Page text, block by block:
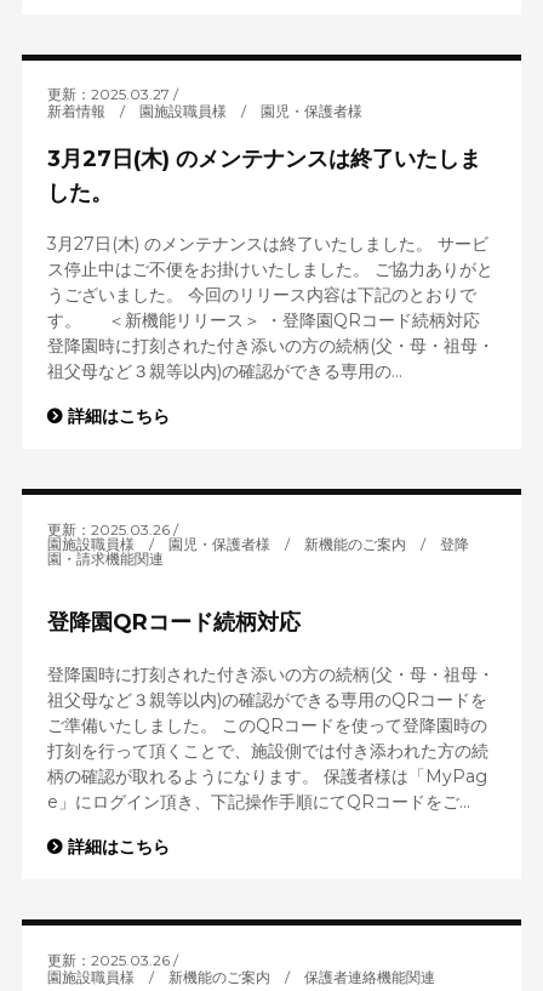
更新：2025.03.27
新着情報 / 園施設職員様 / 園児・保護者様
3月27日(木) のメンテナンスは終了いたしま
した。
3月27日(木) のメンテナンスは終了いたしました。 サービ
ス停止中はご不便をお掛けいたしました。 ご協力ありがと
うございました。 今回のリリース内容は下記のとおりで
す。 ＜新機能リリース＞ ・登降園QRコード続柄対応
登降園時に打刻された付き添いの方の続柄(父・母・祖母・
祖父母など３親等以内)の確認ができる専用の...
詳細はこちら
更新：2025.03.26
園施設職員様 / 園児・保護者様 / 新機能のご案内 / 登降
園・請求機能関連
登降園QRコード続柄対応
登降園時に打刻された付き添いの方の続柄(父・母・祖母・
祖父母など３親等以内)の確認ができる専用のQRコードを
ご準備いたしました。 このQRコードを使って登降園時の
打刻を行って頂くことで、施設側では付き添われた方の続
柄の確認が取れるようになります。 保護者様は「MyPag
e」にログイン頂き、下記操作手順にてQRコードをご...
詳細はこちら
更新：2025.03.26
園施設職員様 / 新機能のご案内 / 保護者連絡機能関連